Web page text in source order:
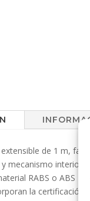
de 1 m,
mecanismo interior
RABS o ABS
la certificación